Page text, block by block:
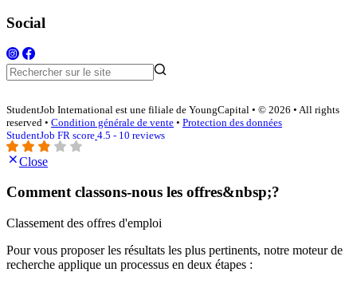
Social
StudentJob International est une filiale de YoungCapital • © 2026 • All rights
reserved • Condition générale de vente • Protection des données
StudentJob FR score 4.5 - 10 reviews
Close
Comment classons-nous les offres&nbsp;?
Classement des offres d'emploi
Pour vous proposer les résultats les plus pertinents, notre moteur de
recherche applique un processus en deux étapes :